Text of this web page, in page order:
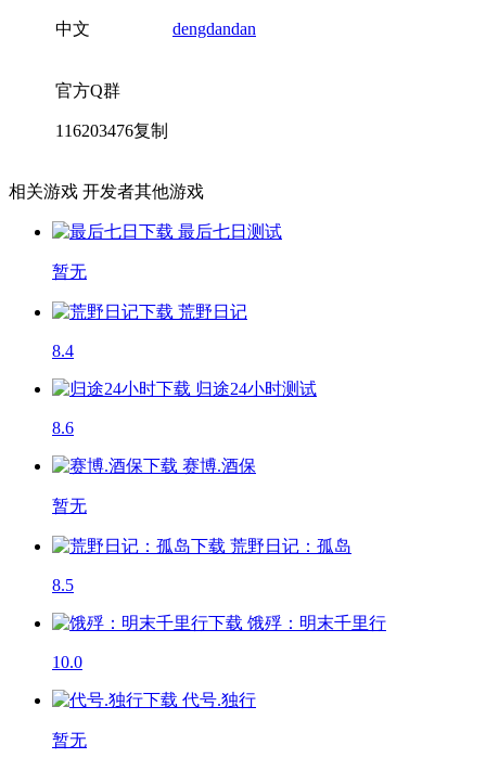
中文 dengdandan
官方Q群
116203476复制
相关游戏 开发者其他游戏
最后七日 测试
暂无
荒野日记
8.4
归途24小时测试
8.6
赛博.酒保
暂无
荒野日记：孤岛
8.5
饿殍：明末千里行
10.0
代号.独行
暂无